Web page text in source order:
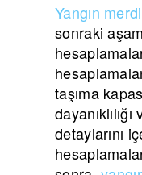
Yangın
sonraki
taşıma
detaylarını